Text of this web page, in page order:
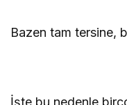
Bazen tam tersine,
İşte bu nedenle